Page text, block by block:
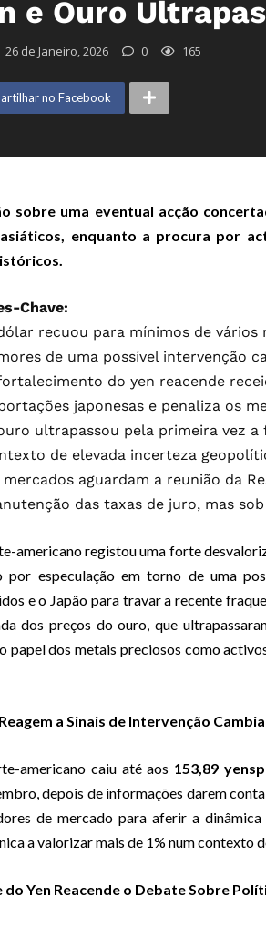
e Ouro
26 de Janeiro, 2026 0 165
no Facebook
sobre uma eventual acção
enquanto a procura por
Chave:
recuou para mínimos de vários
de uma possível intervenção
do yen reacende
japonesas e penaliza os
ultrapassou pela primeira vez
de elevada incerteza
mercados aguardam a reunião da
das taxas de juro, mas
americano registou uma forte
por especulação em torno de uma
e o Japão para travar a recente
dos preços do ouro, que
papel dos metais preciosos como
a Sinais de Intervenção
americano caiu até aos 153,89
depois de informações darem
de mercado para aferir a
a valorizar mais de 1% num contexto
do Yen Reacende o Debate Sobre